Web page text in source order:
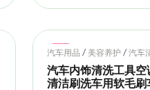
Hot
汽车用品 / 美容养护 / 汽车
汽车内饰清洗工具空
清洁刷洗车用软毛刷